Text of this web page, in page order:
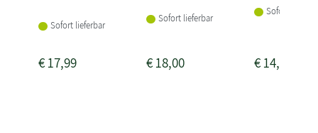
Sofort lieferbar
€17,99
Sofort lieferbar
€18,00
Sofort
€14,00